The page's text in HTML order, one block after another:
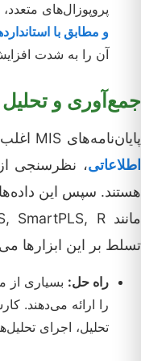
پروپوزال‌های
و مطابق با
آن را به شدت
جمع‌آوری و تحلیل
پایان‌نامه‌های MIS اغلب نیازمند
اطلاعاتی، نظرسنجی از
هستند. سپس این داده‌ها
تسلط بر این ابزارها
راه حل: بسیاری
را ارائه می‌دهند.
تحلیل، اجرای